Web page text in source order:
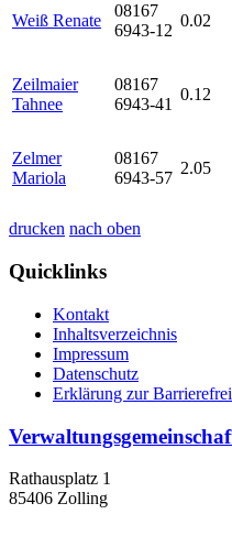
Weiß Renate
08167
6943-12
0.02
Zeilmaier
Tahnee
08167
6943-41
0.12
Zelmer
Mariola
08167
6943-57
2.05
drucken nach oben
Quicklinks
Kontakt
Inhaltsverzeichnis
Impressum
Datenschutz
Erklärung zur
Rathausplatz 1
85406 Zolling